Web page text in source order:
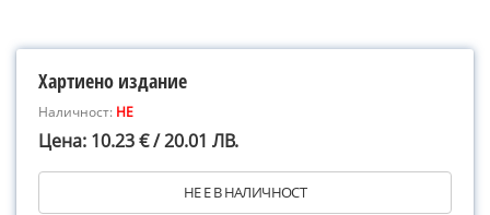
Хартиено издание
Наличност: НЕ
Цена: 10.23 € / 20.01 ЛВ.
НЕ Е В НАЛИЧНОСТ